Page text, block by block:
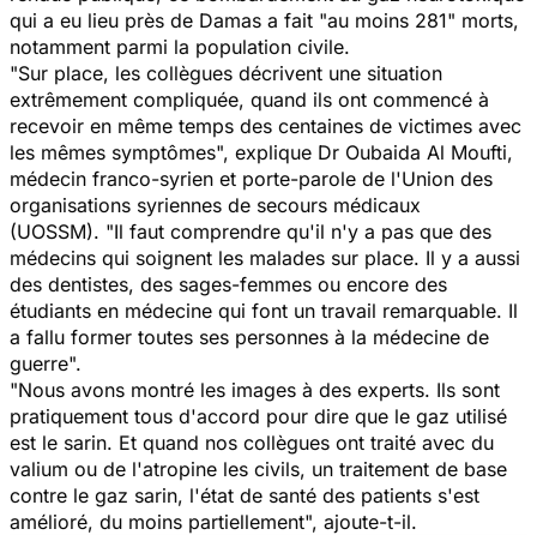
qui a eu lieu près de Damas a fait "au moins 281" morts,
notamment parmi la population civile.
"Sur place, les collègues décrivent une situation
extrêmement compliquée, quand ils ont commencé à
recevoir en même temps des centaines de victimes avec
les mêmes symptômes", explique Dr Oubaida Al Moufti,
médecin franco-syrien et porte-parole de l'Union des
organisations syriennes de secours médicaux
(UOSSM). "Il faut comprendre qu'il n'y a pas que des
médecins qui soignent les malades sur place. Il y a aussi
des dentistes, des sages-femmes ou encore des
étudiants en médecine qui font un travail remarquable. Il
a fallu former toutes ses personnes à la médecine de
guerre".
"Nous avons montré les images à des experts. Ils sont
pratiquement tous d'accord pour dire que le gaz utilisé
est le sarin. Et quand nos collègues ont traité avec du
valium ou de l'atropine les civils, un traitement de base
contre le gaz sarin, l'état de santé des patients s'est
amélioré, du moins partiellement", ajoute-t-il.